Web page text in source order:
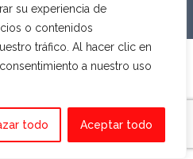
su experiencia de
o contenidos
tráfico. Al hacer clic en
a nuestro uso
todo Aceptar todo